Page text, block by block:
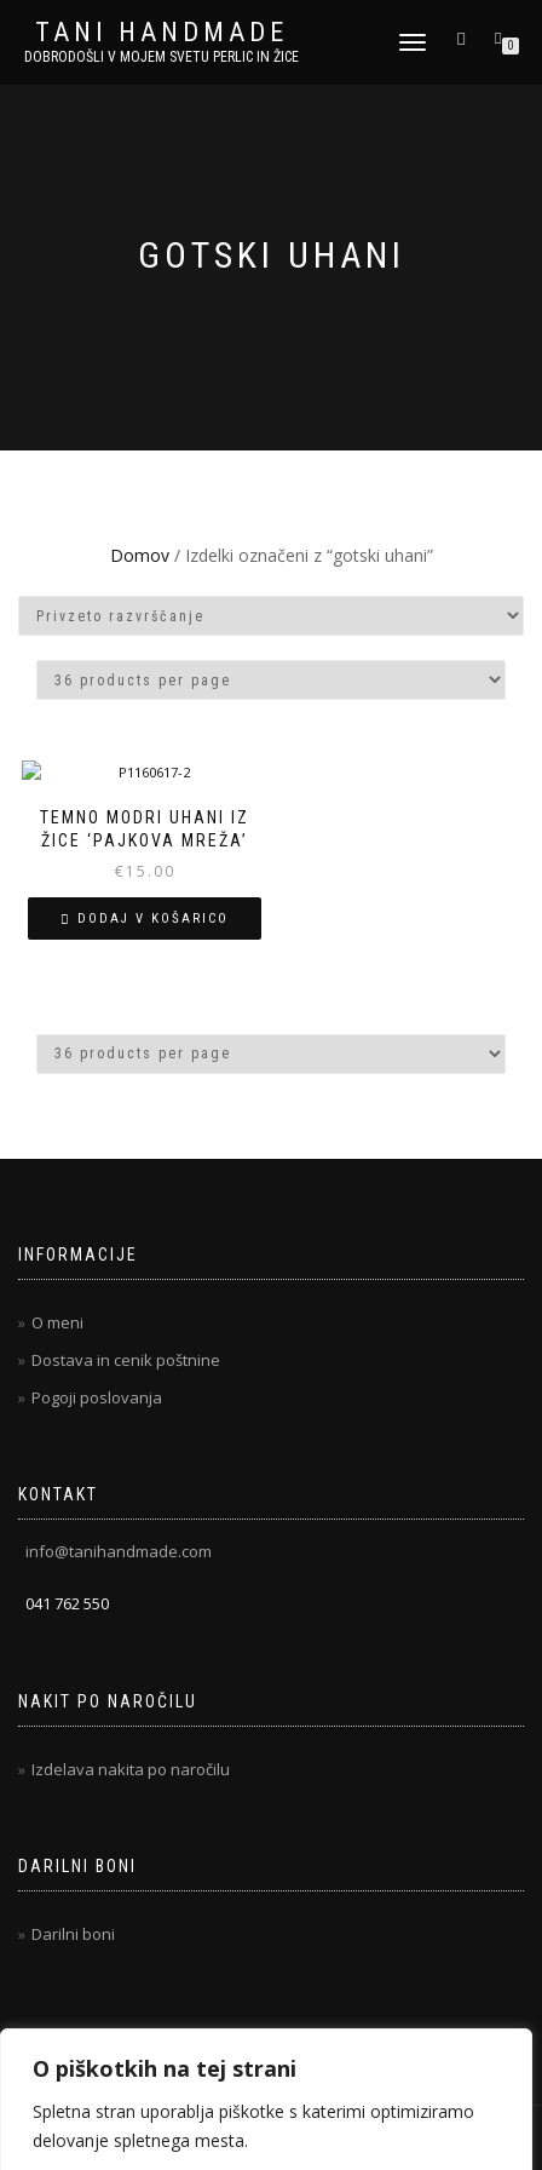
O piškotkih na tej strani
Spletna stran uporablja piškotke s katerimi optimiziramo
delovanje spletnega mesta.
TANI HANDMADE
DOBRODOŠLI V MOJEM SVETU PERLIC IN ŽICE
VKLOPI/IZKLOPI
0
GOTSKI UHANI
Domov/ Izdelki označeni z “gotski uhani”
TEMNO MODRI UHANI IZ
ŽICE ‘PAJKOVA MREŽA’
€15.00
DODAJ V KOŠARICO
INFORMACIJE
O meni
Dostava in cenik poštnine
Pogoji poslovanja
KONTAKT
info@tanihandmade.com
041 762 550
NAKIT PO NAROČILU
Izdelava nakita po naročilu
DARILNI BONI
Darilni boni
© 2020-2026 TANIHANDMADE.COM